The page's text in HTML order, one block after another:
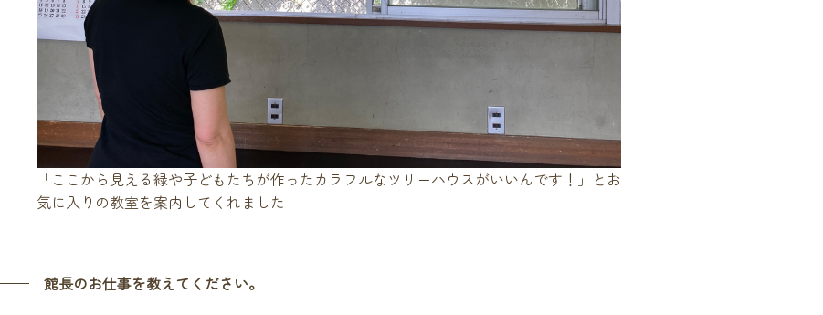
「ここから見える緑や子どもたちが作ったカラフルなツリーハウスがいいんです！」とお
気に入りの教室を案内してくれました
館長のお仕事を教えてください。